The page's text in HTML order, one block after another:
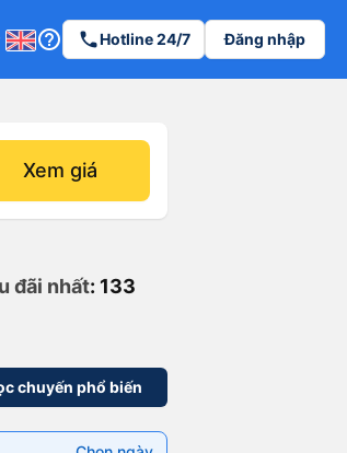
help_outline phoneHotline 24/7 Đăng nhập
Xem giá
đãi nhất: 133
chuyến phổ biến